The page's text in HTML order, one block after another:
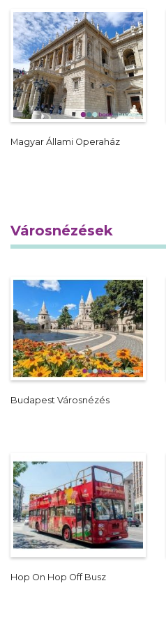
Magyar Állami Operaház
Városnézések
Budapest Városnézés
Hop On Hop Off Busz